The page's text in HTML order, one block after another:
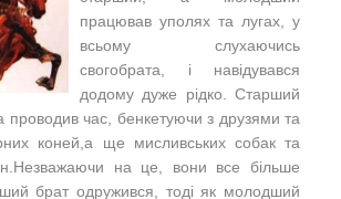
працював уполях та лугах, у
всьому слухаючись
свогобрата, і навідувався
додому дуже рідко. Старший
час, бенкетуючи з друзями та
коней,а ще мисливських собак та
на це, вони все більше
брат одружився, тоді як молодший